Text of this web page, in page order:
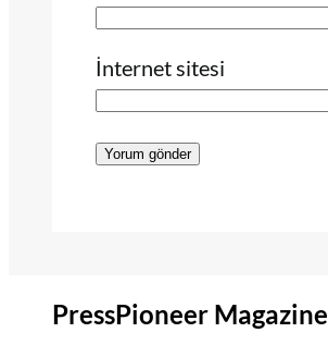
İnternet sitesi
PressPioneer Magazine